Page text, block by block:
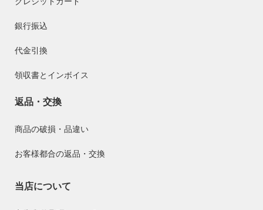
銀行振込
代金引換
領収書とインボイス
返品・交換
商品の破損・品違い
お客様都合の返品・交換
当店について